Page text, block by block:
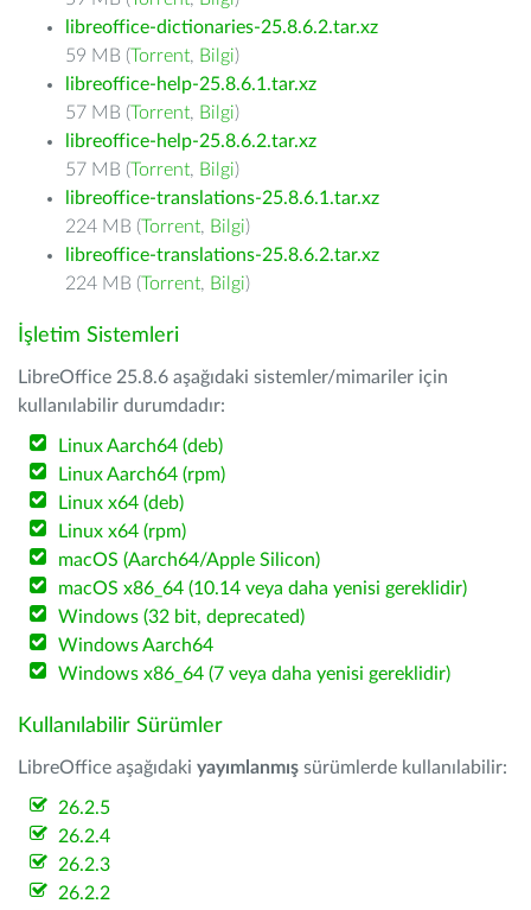
libreoffice-dictionaries-25.8.6.2.tar.xz
59 MB (Torrent, Bilgi)
libreoffice-help-25.8.6.1.tar.xz
57 MB (Torrent, Bilgi)
libreoffice-help-25.8.6.2.tar.xz
57 MB (Torrent, Bilgi)
libreoffice-translations-25.8.6.1.tar.xz
224 MB (Torrent, Bilgi)
libreoffice-translations-25.8.6.2.tar.xz
224 MB (Torrent, Bilgi)
İşletim Sistemleri
LibreOffice 25.8.6 aşağıdaki sistemler/mimariler için
kullanılabilir durumdadır:
Linux Aarch64 (deb)
Linux Aarch64 (rpm)
Linux x64 (deb)
Linux x64 (rpm)
macOS (Aarch64/Apple Silicon)
macOS x86_64 (10.14 veya daha yenisi gereklidir)
Windows (32 bit, deprecated)
Windows Aarch64
Windows x86_64 (7 veya daha yenisi gereklidir)
Kullanılabilir Sürümler
LibreOffice aşağıdaki yayımlanmış sürümlerde kullanılabilir:
26.2.5
26.2.4
26.2.3
26.2.2